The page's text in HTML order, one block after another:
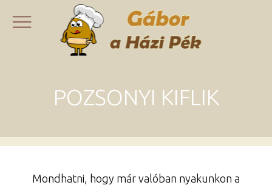
POZSONYI KIFLIK
Mondhatni, hogy már valóban nyakunkon a